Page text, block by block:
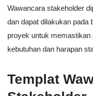
Wawancara stakeholder
dan dapat dilakukan pada
proyek untuk
kebutuhan dan harapan
Templat